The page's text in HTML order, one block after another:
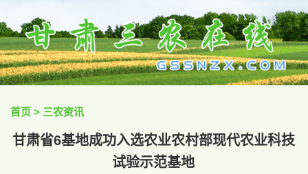
首页 > 三农资讯
甘肃省6基地成功入选农业农村部现代农业科技
试验示范基地